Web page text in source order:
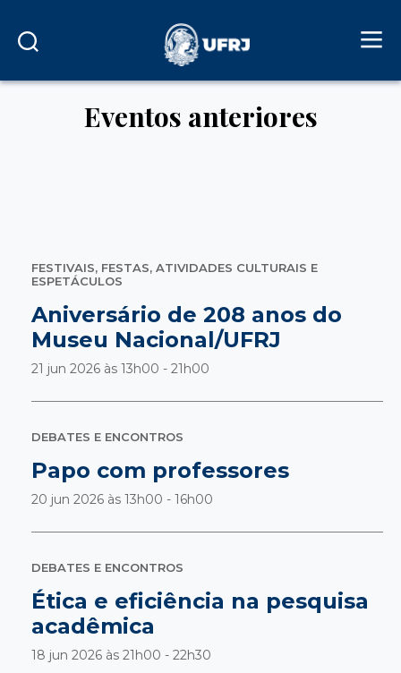
Eventos anteriores
FESTIVAIS, FESTAS, ATIVIDADES CULTURAIS E
ESPETÁCULOS
Aniversário de 208 anos do
Museu Nacional/UFRJ
21 jun 2026 às 13h00 - 21h00
DEBATES E ENCONTROS
Papo com professores
20 jun 2026 às 13h00 - 16h00
DEBATES E ENCONTROS
Ética e eficiência na pesquisa
acadêmica
18 jun 2026 às 21h00 - 22h30